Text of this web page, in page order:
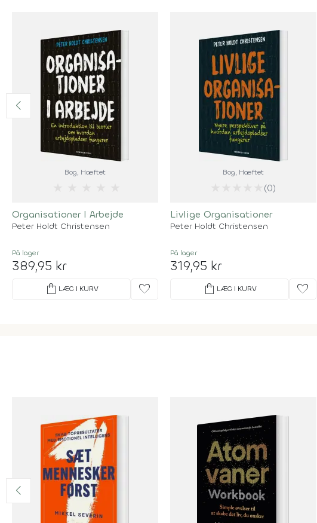
Bog, Hæftet
Organisationer I Arbejde
Peter Holdt Christensen
På lager
389,95 kr
shopping_bag LÆG I KURV favorite
Bog, Hæftet
(0)
Livlige Organisationer
Peter Holdt Christensen
På lager
319,95 kr
shopping_bag LÆG I KURV favorite